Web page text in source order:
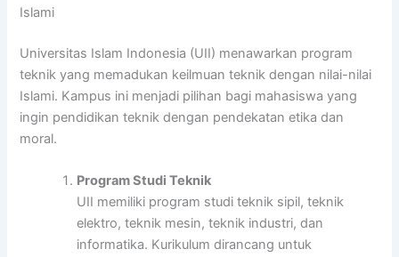
Islami
Universitas Islam Indonesia (UII) menawarkan program
teknik yang memadukan keilmuan teknik dengan nilai-nilai
Islami. Kampus ini menjadi pilihan bagi mahasiswa yang
ingin pendidikan teknik dengan pendekatan etika dan
moral.
Program Studi Teknik
UII memiliki program studi teknik sipil, teknik
elektro, teknik mesin, teknik industri, dan
informatika. Kurikulum dirancang untuk